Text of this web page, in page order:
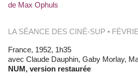
de Max Ophuls
LA SÉANCE DES CINÉ-SUP •
France, 1952, 1h35
avec Claude Dauphin, Gaby Morlay,
NUM, version restaurée